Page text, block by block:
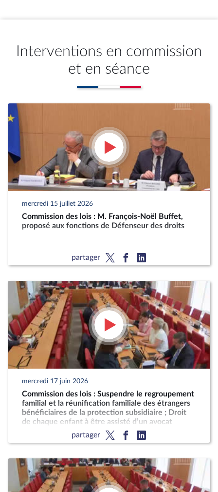
Interventions en commission
et en séance
mercredi 15 juillet 2026
Commission des lois : M. François-Noël Buffet,
proposé aux fonctions de Défenseur des droits
partager
mercredi 17 juin 2026
Commission des lois : Suspendre le regroupement
familial et la réunification familiale des étrangers
bénéficiaires de la protection subsidiaire ; Droit
de chaque enfant à être assisté d’un avocat
partager